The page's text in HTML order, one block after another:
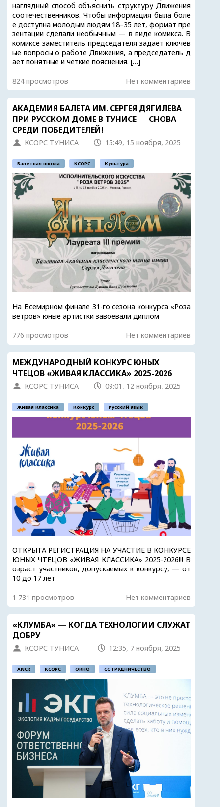
наглядный способ объяснить структуру Движения
соотечественников. Чтобы информация была боле
е доступна молодым людям 18–35 лет, формат пре
зентации сделали необычным — в виде комикса. В
комиксе заместитель председателя задаёт ключев
ые вопросы о работе Движения, а председатель д
аёт понятные и чёткие пояснения. […]
824 просмотров Нет комментариев
АКАДЕМИЯ БАЛЕТА ИМ. СЕРГЕЯ ДЯГИЛЕВА
ПРИ РУССКОМ ДОМЕ В ТУНИСЕ — СНОВА
СРЕДИ ПОБЕДИТЕЛЕЙ!
КСОРС ТУНИСА 15:49, 15 ноября, 2025
Балетная школа КСОРС Культура
На Всемирном финале 31-го сезона конкурса «Роза
ветров» юные артистки завоевали диплом
776 просмотров Нет комментариев
МЕЖДУНАРОДНЫЙ КОНКУРС ЮНЫХ
ЧТЕЦОВ «ЖИВАЯ КЛАССИКА» 2025-2026
КСОРС ТУНИСА 09:01, 12 ноября, 2025
Живая Классика Конкурс Русский язык
ОТКРЫТА РЕГИСТРАЦИЯ НА УЧАСТИЕ В КОНКУРСЕ
ЮНЫХ ЧТЕЦОВ «ЖИВАЯ КЛАССИКА» 2025-2026!!! В
озраст участников, допускаемых к конкурсу, — от
10 до 17 лет
1 731 просмотров Нет комментариев
«КЛУМБА» — КОГДА ТЕХНОЛОГИИ СЛУЖАТ
ДОБРУ
КСОРС ТУНИСА 12:35, 7 ноября, 2025
ANCR КСОРС ОКНО СОТРУДНИЧЕСТВО